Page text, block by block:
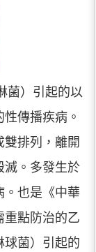
菌）引起的以
傳播疾病。
雙排列，離開
滅。多發生於
。也是《中華
重點防治的乙
球菌）引起的